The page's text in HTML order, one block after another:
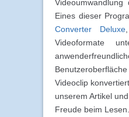
Videoumwandlung
Eines dieser
Converter Deluxe
Videoformate
Videoclip
unserem Artikel
Freude beim Lesen.